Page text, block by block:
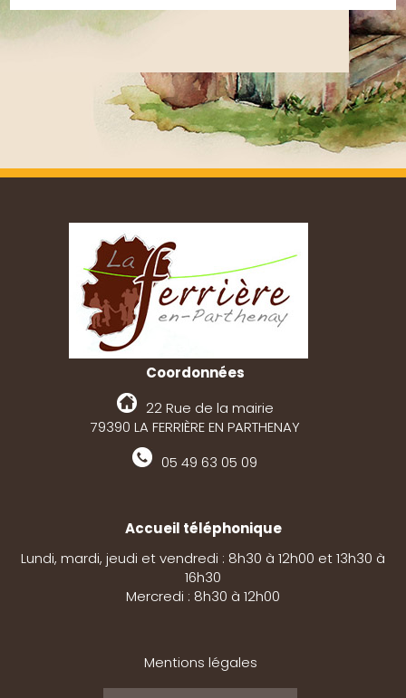
Coordonnées
22 Rue de la mairie
79390 LA FERRIÈRE EN PARTHENAY
05 49 63 05 09
Accueil téléphonique
Lundi, mardi, jeudi et vendredi : 8h30 à 12h00 et 13h30 à
16h30
Mercredi : 8h30 à 12h00
Mentions légales